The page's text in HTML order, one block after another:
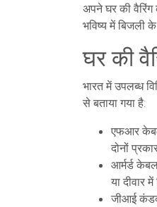
अपने घर की
भविष्य में बिजली
घर की
भारत में उपलब्ध
से बताया गया है:
एफआर
दोनों
आर्मर्ड
या दीवार
जीआई